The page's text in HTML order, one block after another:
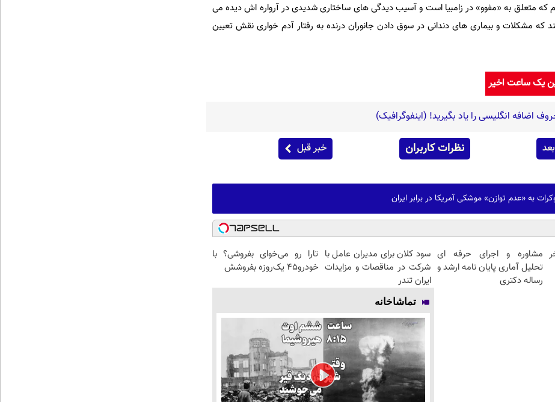
که متعلق به «مفوو» در زامبیا است و آسیب دیدگی های ساختاری شدیدی در آرواره اش دیده می
که مشکلات و بیماری های دندانی در سوق دادن جانوران درنده به رفتار آدم خواری نقش تعیین
یک ساعت اخیر
اضافه انگلیسی را یاد بگیرید! (اینفوگرافیک)
نظرات کاربران خبر قبل
به «عدم توازن» موشکی آمریکا در برابر ایران
مشاوره و اجرای حرفه ای
تحلیل آماری پایان نامه ارشد و
رساله دکتری
سود کلان برای مدیران عامل با
شرکت در مناقصات و مزایدات
ایران تندر
تارا رو می‌خوای بفروشی؟ با
خودرو۴۵ یک‌روزه بفروشش
تماشاخانه